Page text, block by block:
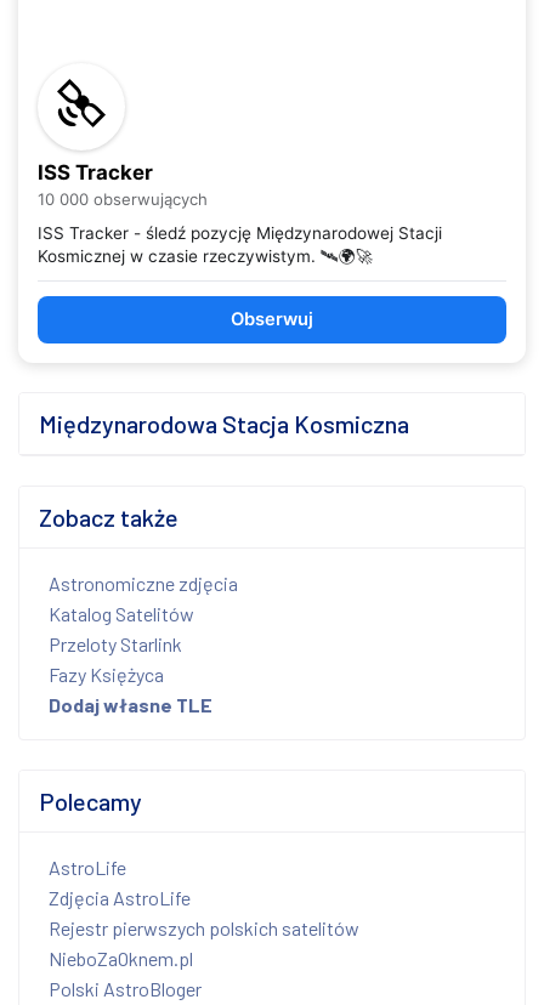
ISS Tracker
10 000 obserwujących
ISS Tracker - śledź pozycję Międzynarodowej Stacji
Kosmicznej w czasie rzeczywistym. 🛰️🌍🚀
Obserwuj
Międzynarodowa Stacja Kosmiczna
Zobacz także
Astronomiczne zdjęcia
Katalog Satelitów
Przeloty Starlink
Fazy Księżyca
Dodaj własne TLE
Polecamy
AstroLife
Zdjęcia AstroLife
Rejestr pierwszych polskich satelitów
NieboZaOknem.pl
Polski AstroBloger